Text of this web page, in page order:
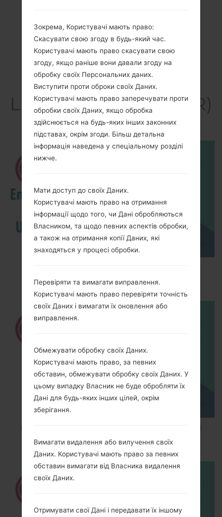
Відео
LGH735AR(LGH735AR)
akaLG G4 Beat
Debugging on LG ?
How to Factory Reset through code on LG K8
M200E?
Зокрема, Користувачі мають право:
Скасувати свою згоду в будь-який час.
Користувачі мають право скасувати свою
згоду, якщо раніше вони давали згоду на
обробку своїх Персональних даних.
Виступити проти оброки своїх Даних.
Користувачі мають право заперечувати проти
обробки своїх Даних, якщо обробка
здійснюється на будь-яких інших законних
підставах, окрім згоди. Більш детальна
інформація наведена у спеціальному розділі
нижче.
Мати доступ до своїх Даних.
Користувачі мають право на отримання
інформації щодо того, чи Дані обробляються
Власником, та щодо певних аспектів обробки,
а також на отримання копії Даних, які
знаходяться у процесі обробки.
Перевіряти та вимагати виправлення.
Користувачі мають право перевіряти точність
своїх Даних і вимагати їх оновлення або
виправлення.
Обмежувати обробку своїх Даних.
Користувачі мають право, за певних
обставин, обмежувати обробку своїх Даних. У
цьому випадку Власник не буде обробляти їх
Дані для будь-яких інших цілей, окрім
зберігання.
Вимагати видалення або вилучення своїх
Даних. Користувачі мають право за певних
обставин вимагати від Власника видалення
своїх Даних.
Отримувати свої Дані і передавати їх іншому